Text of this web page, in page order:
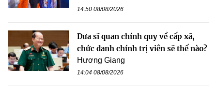
14:50 08/08/2026
Đưa sĩ quan chính quy về cấp xã,
chức danh chính trị viên sẽ thế nào?
Hương Giang
14:04 08/08/2026